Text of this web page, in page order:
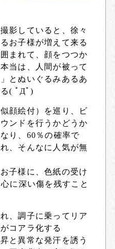
影していると、徐々
お子様が増えて来る
まれて、顔をつつか
当は、人間が被って
とぬいぐるみあるあ
( ﾟДﾟ)
顔絵付）を巡り、ビ
ンドを行うかどうか
り、60％の確率で
、そんなに人気が無
子様に、色紙の受け
に深い傷を残すこと
、調子に乗ってリア
コアラ化する
と異常な発汗を誘う